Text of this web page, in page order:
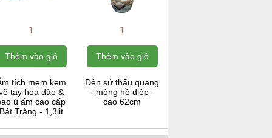
1
Thêm vào giỏ
tích mem kem
tay hoa đào &
ủ ấm cao cấp
Tràng - 1,3lit
1
Thêm vào giỏ
Đèn sứ thấu quang
- mộng hồ điệp -
cao 62cm